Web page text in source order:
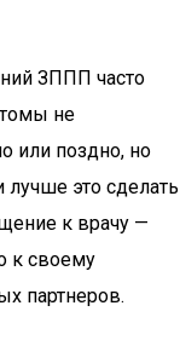
ЗППП часто
не
или поздно, но
лучше это сделать
к врачу —
к своему
партнеров.